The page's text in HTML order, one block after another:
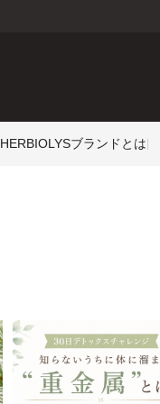
HERBIOLYSブランドとは